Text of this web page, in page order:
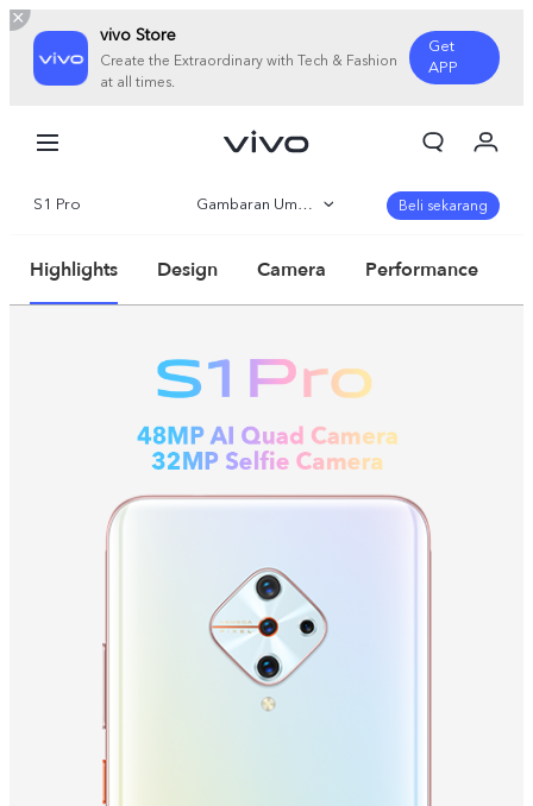
vivo Store
Create the Extraordinary with Tech & Fashion
at all times.
Get
APP
Keranjang
Masuk/Daftar
Akun Saya
S1 Pro Gambaran Umum
Parameter
Beli sekarang
Highlights Design Camera Performance